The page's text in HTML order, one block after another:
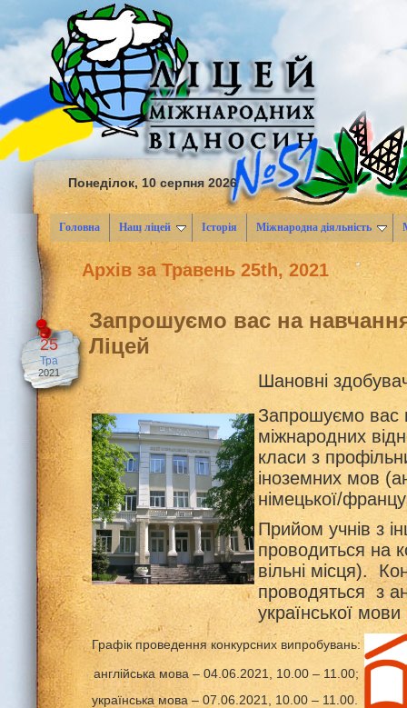
Понеділок, 10 серпня 2026
Головна Наш ліцей Історія Міжнародна діяльність
Архів за Травень 25th, 2021
25
Тра
2021
Запрошуємо вас на
Ліцей
Шановні
Запрошуємо вас
міжнародних
класи з
іноземних мов
німецької/
Прийом учнів з
проводиться на
вільні місця).
проводяться з
української
Графік проведення конкурсних випробувань:
англійська мова – 04.06.2021, 10.00 – 11.00;
українська мова – 07.06.2021, 10.00 – 11.00.